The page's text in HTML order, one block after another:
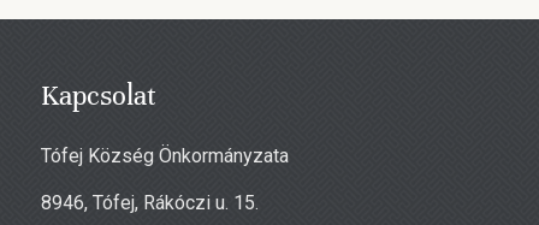
Kapcsolat
Tófej Község Önkormányzata
8946, Tófej, Rákóczi u. 15.